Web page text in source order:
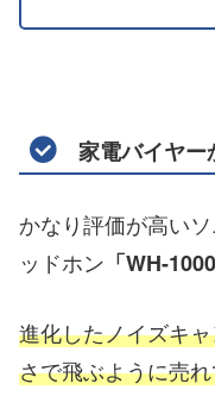
家電バイヤー
かなり評価が高い
ッドホン 「WH-
進化したノイズキ
さで飛ぶように売